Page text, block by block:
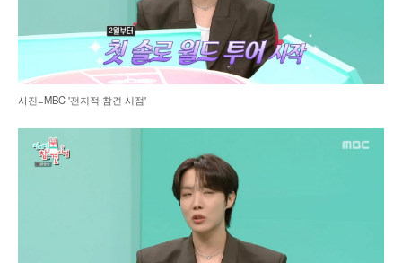
사진=MBC '전지적 참견 시점'